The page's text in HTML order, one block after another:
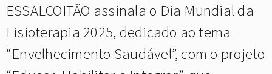
ESSALCOITÃO assinala o Dia Mundial da
Fisioterapia 2025, dedicado ao tema
“Envelhecimento Saudável”, com o projeto